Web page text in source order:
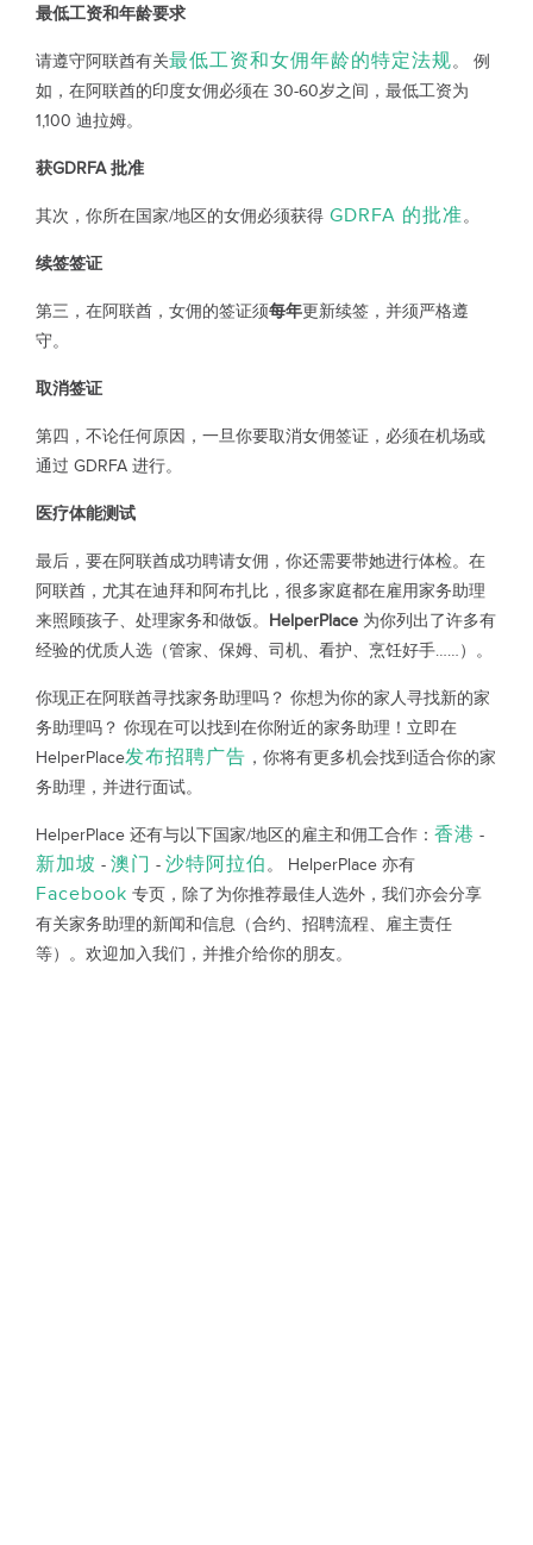
最低工资和年龄要求
请遵守阿联酋有关最低工资和女佣年龄的特定法规。 例
如，在阿联酋的印度女佣必须在 30-60岁之间，最低工资为
1,100 迪拉姆。
获GDRFA批准
其次，你所在国家/地区的女佣必须获得 GDRFA 的批准。
续签签证
第三，在阿联酋，女佣的签证须每年更新续签，并须严格遵
守。
取消签证
第四，不论任何原因，一旦你要取消女佣签证，必须在机场或
通过 GDRFA 进行。
医疗体能测试
最后，要在阿联酋成功聘请女佣，你还需要带她进行体检。在
阿联酋，尤其在迪拜和阿布扎比，很多家庭都在雇用家务助理
来照顾孩子、处理家务和做饭。 HelperPlace 为你列出了许多有
经验的优质人选（管家、保姆、司机、看护、烹饪好手……）。
你现正在阿联酋寻找家务助理吗？ 你想为你的家人寻找新的家
务助理吗？ 你现在可以找到在你附近的家务助理！立即在
HelperPlace发布招聘广告 ，你将有更多机会找到适合你的家
务助理，并进行面试。
HelperPlace 还有与以下国家/地区的雇主和佣工合作： 香港 -
新加坡 - 澳门 - 沙特阿拉伯。 HelperPlace 亦有
Facebook 专页，除了为你推荐最佳人选外，我们亦会分享
有关家务助理的新闻和信息（合约、招聘流程、雇主责任
等）。欢迎加入我们，并推介给你的朋友。